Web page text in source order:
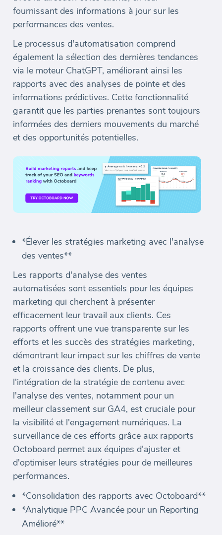
fournissant des informations à jour sur les
performances des ventes.
Le processus d'automatisation comprend
également la sélection des dernières tendances
via le moteur ChatGPT, améliorant ainsi les
rapports avec des analyses de pointe et des
informations prédictives. Cette fonctionnalité
garantit que les parties prenantes sont toujours
informées des derniers mouvements du marché
et des opportunités potentielles.
*Élever les stratégies marketing avec l'analyse
des ventes**
Les rapports d'analyse des ventes
automatisées sont essentiels pour les équipes
marketing qui cherchent à présenter
efficacement leur travail aux clients. Ces
rapports offrent une vue transparente sur les
efforts et les succès des stratégies marketing,
démontrant leur impact sur les chiffres de vente
et la croissance des clients. De plus,
l'intégration de la stratégie de contenu avec
l'analyse des ventes, notamment pour un
meilleur classement sur GA4, est cruciale pour
la visibilité et l'engagement numériques. La
surveillance de ces efforts grâce aux rapports
Octoboard permet aux équipes d'ajuster et
d'optimiser leurs stratégies pour de meilleures
performances.
*Consolidation des rapports avec Octoboard**
*Analytique PPC Avancée pour un Reporting
Amélioré**